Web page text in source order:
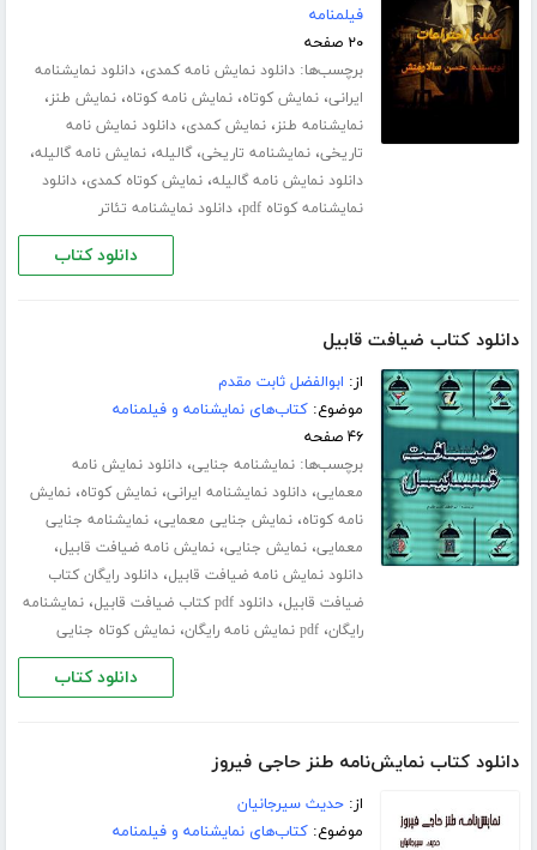
فیلمنامه
۲۰ صفحه
برچسب‌ها:دانلود نمایش نامه کمدی،دانلود نمایشنامه
ایرانی،نمایش کوتاه،نمایش نامه کوتاه،نمایش طنز،
نمایشنامه طنز،نمایش کمدی،دانلود نمایش نامه
تاریخی،نمایشنامه تاریخی،گالیله،نمایش نامه گالیله،
دانلود نمایش نامه گالیله،نمایش کوتاه کمدی،دانلود
نمایشنامه کوتاه pdf
،دانلود نمایشنامه تئاتر
دانلود کتاب
دانلود کتاب ضیافت قابیل
از: ابوالفضل ثابت مقدم
موضوع:کتاب‌های نمایشنامه و فیلمنامه
۴۶ صفحه
برچسب‌ها:نمایشنامه جنایی،دانلود نمایش نامه
معمایی،دانلود نمایشنامه ایرانی،نمایش کوتاه،نمایش
نامه کوتاه،نمایش جنایی معمایی،نمایشنامه جنایی
معمایی،نمایش جنایی،نمایش نامه ضیافت قابیل،
دانلود نمایش نامه ضیافت قابیل،دانلود رایگان کتاب
ضیافت قابیل،دانلود pdf کتاب ضیافت قابیل ،نمایشنامه
رایگان،pdf نمایش نامه رایگان ،نمایش کوتاه جنایی
دانلود کتاب
دانلود کتاب نمایش‌نامه طنز حاجی فیروز
از:حدیث سیرجانیان
موضوع:کتاب‌های نمایشنامه و فیلمنامه